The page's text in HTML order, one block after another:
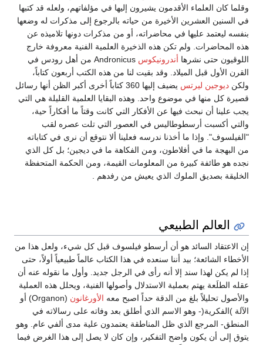
وقلما كان العلماء الأقدمون يشيرون إليها في مؤلفاتهم، ولعله قد كتبها
في السنين العشرين الأخيرة من حياته بالرجوع إلى مذكرات له وضعها
بنفسه ليعتمد عليها في محاضراته، أو من مذكرات دونها تلاميذه عن
هذه المحاضرات. ولم تكن هذه الذخيرة العلمية الفنية معروفة خارج
اللوقيون حتى نشرها أندرونيكوس
Andronicus من أهل رودس في
القرن الأول قبل الميلاد. وقد بقيت لنا من هذه الكتب أربعون كتاباً،
ولكن ديوجين ليرتس
يضيف إليها 360 كتاباً أخرى أكبر الظن أنها رسائل
قصيرة كل منها في موضوع واحد. وهذه البقايا العلمية القليلة هي التي
يجب علينا أن نبحث فيها عن الأفكار التي كانت وقتاً ما أفكاراً حية،
والتي أكسبت أرسطوطاليس في العصور التي تلت عصره لقب
"الفيلسوف". وإذا ما أخذنا ندرسه فعلينا ألا نتوقع أن نرى في كتاباته
من البهجة ما في أفلاطون، ومن الفكاهة ما في ديجين؛ بل كل الذي
نجده هو طائفة كبيرة من المعلومات القيمة، ومن الحكمة المتحفظة
الخليقة بصديق الملوك الذي يعيش من رفدهم .
العالم الطبيعي
إن الاعتقاد السائد هو أن أرسطو فيلسوف قبل كل شيء، ولعل هذا من
الأخطاء الشائعة؛ بيد أننا سنعده في هذا الكتاب عالماً طبيعياً أولاً، حتى
إذا لم يكن لهذا سند إلا أنه رأى في الرجل جديد. وأول ما نقوله عنه أن
عقله الطلَعة يهتم بعملية الاستدلال وأصولها الفنية، ويحلل هذه العملية
والأصول تحليلاً بلغ من الدقة حداً اصبح معه الأورغانون
(Organon) أو
الآلة )الفكرية(- وهو الاسم الذي أطلق بعد وفاته على رسالاته في
المنطق- المرجع الذي ظل المناطقة يعتمدون علية مدى ألفي عام. وهو
يتوق إلى أن يكون واضح التفكير، وإن كان لا يصل إلى هذا الغرض فيما